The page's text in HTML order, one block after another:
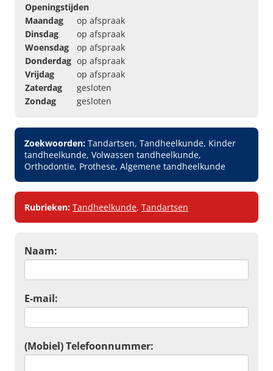
Openingstijden
Maandag
op afspraak
Dinsdag
op afspraak
Woensdag
op afspraak
Donderdag op afspraak
Vrijdag
op afspraak
Zaterdag
gesloten
Zondag
gesloten
Zoekwoorden: Tandartsen, Tandheelkunde, Kinder
tandheelkunde, Volwassen tandheelkunde,
Orthodontie, Prothese, Algemene tandheelkunde
Rubrieken: Tandheelkunde, Tandartsen
Naam:
E-mail:
(Mobiel) Telefoonnummer: